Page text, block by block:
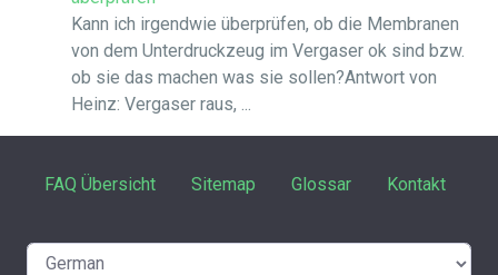
Kann ich irgendwie überprüfen, ob die Membranen
von dem Unterdruckzeug im Vergaser ok sind bzw.
ob sie das machen was sie sollen?Antwort von
Heinz: Vergaser raus, ...
FAQ Übersicht Sitemap Glossar Kontakt